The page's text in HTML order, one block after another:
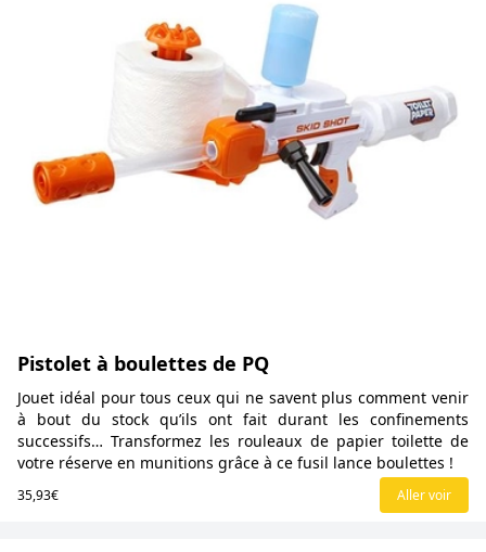
Pistolet à boulettes de PQ
Jouet idéal pour tous ceux qui ne savent plus comment venir
à bout du stock qu’ils ont fait durant les confinements
successifs… Transformez les rouleaux de papier toilette de
votre réserve en munitions grâce à ce fusil lance boulettes !
35,93€ Aller voir